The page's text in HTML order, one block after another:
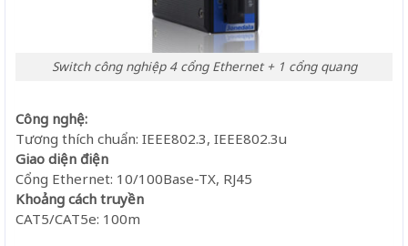
Switch công nghiệp 4 cổng Ethernet + 1 cổng quang
Công nghệ:
Tương thích chuẩn: IEEE802.3, IEEE802.3u
Giao diện điện
Cổng Ethernet: 10/100Base-TX, RJ45
Khoảng cách truyền
CAT5/CAT5e: 100m